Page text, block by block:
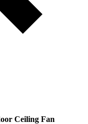
Ceiling Fan